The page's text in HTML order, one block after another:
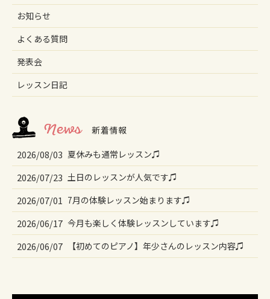
お知らせ
よくある質問
発表会
レッスン日記
2026/08/03 夏休みも通常レッスン♫
2026/07/23 土日のレッスンが人気です♫
2026/07/01 7月の体験レッスン始まります♫
2026/06/17 今月も楽しく体験レッスンしています♫
2026/06/07 【初めてのピアノ】年少さんのレッスン内容♫